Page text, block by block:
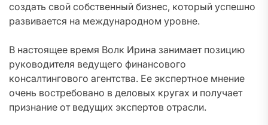
создать свой собственный бизнес, который успешно
развивается на международном уровне.
В настоящее время Волк Ирина занимает позицию
руководителя ведущего финансового
консалтингового агентства. Ее экспертное мнение
очень востребовано в деловых кругах и получает
признание от ведущих экспертов отрасли.